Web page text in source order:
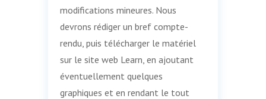
modifications mineures. Nous
devrons rédiger un bref compte-
rendu, puis télécharger le matériel
sur le site web Learn, en ajoutant
éventuellement quelques
graphiques et en rendant le tout